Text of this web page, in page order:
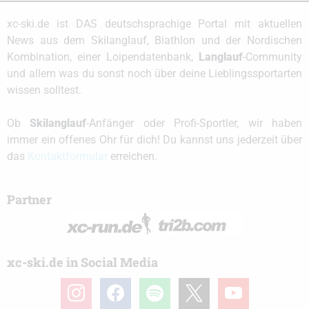
xc-ski.de ist DAS deutschsprachige Portal mit aktuellen
News aus dem Skilanglauf, Biathlon und der Nordischen
Kombination, einer Loipendatenbank, Langlauf-Community
und allem was du sonst noch über deine Lieblingssportarten
wissen solltest.
Ob Skilanglauf-Anfänger oder Profi-Sportler, wir haben
immer ein offenes Ohr für dich! Du kannst uns jederzeit über
das
erreichen.
Partner
xc-ski.de in Social Media
instagramfacebook spotify youtube